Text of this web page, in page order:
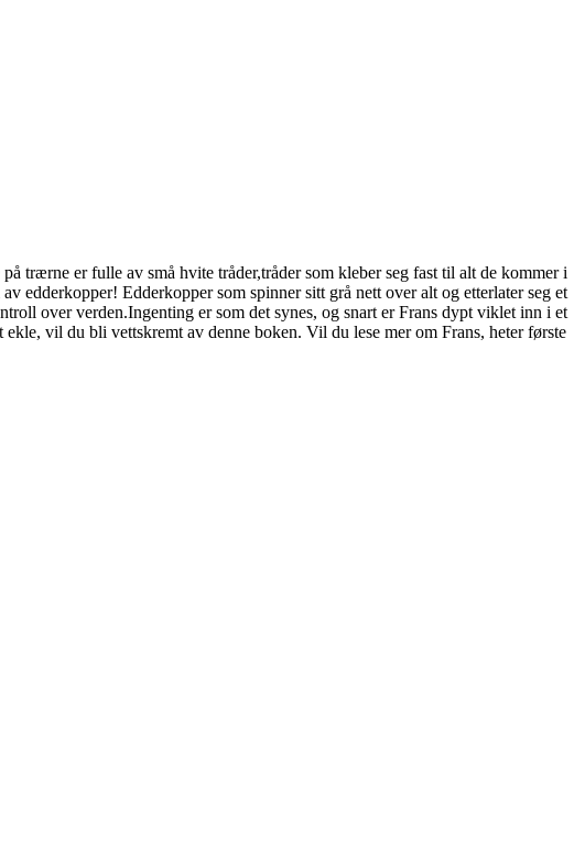
trærne er fulle av små hvite tråder,tråder som kleber seg fast til alt de kommer i
edderkopper! Edderkopper som spinner sitt grå nett over alt og etterlater seg et
over verden.Ingenting er som det synes, og snart er Frans dypt viklet inn i et
vil du bli vettskremt av denne boken. Vil du lese mer om Frans, heter første